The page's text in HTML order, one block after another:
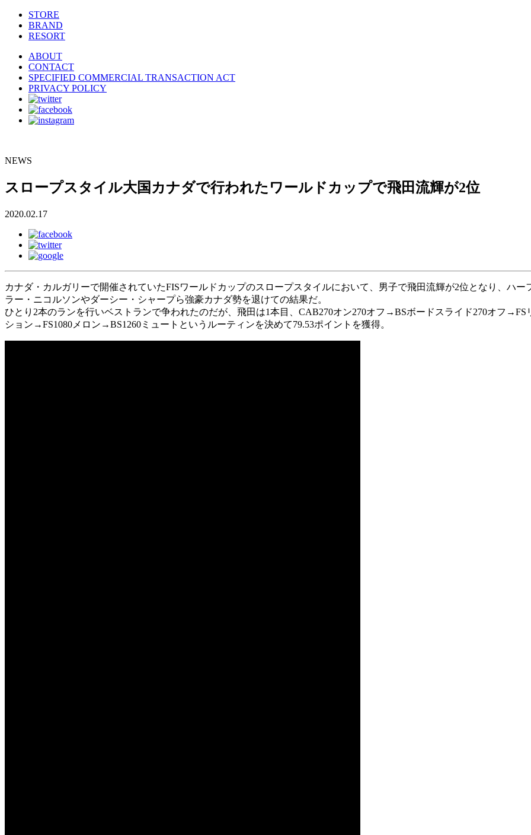
STORE
BRAND
RESORT
ABOUT
CONTACT
SPECIFIED COMMERCIAL TRANSACTION ACT
PRIVACY POLICY
NEWS
スロープスタイル大国カナダで行われたワールドカップで飛田流輝が2位
2020.02.17
カナダ・カルガリーで開催されていたFISワールドカップのスロープスタイルにおいて、男子で飛田流輝が2位となり、ハ
ラー・ニコルソンやダーシー・シャープら強豪カナダ勢を退けての結果だ。
ひとり2本のランを行いベストランで争われたのだが、飛田は1本目、CAB270オン270オフ→BSボードスライド270オフ
ション→FS1080メロン→BS1260ミュートというルーティンを決めて79.53ポイントを獲得。